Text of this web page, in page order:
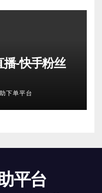
播-快手粉丝
下单平台
平台